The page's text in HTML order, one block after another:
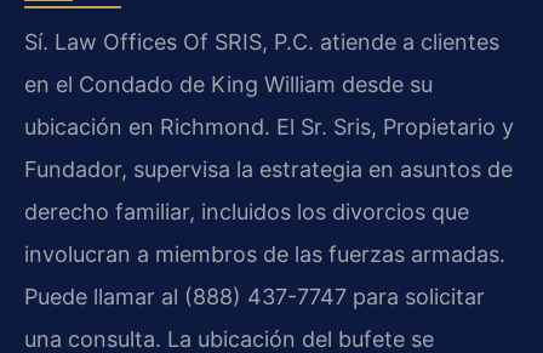
Sí. Law Offices Of SRIS, P.C. atiende a clientes
en el Condado de King William desde su
ubicación en Richmond. El Sr. Sris, Propietario y
Fundador, supervisa la estrategia en asuntos de
derecho familiar, incluidos los divorcios que
involucran a miembros de las fuerzas armadas.
Puede llamar al (888) 437-7747 para solicitar
una consulta. La ubicación del bufete se